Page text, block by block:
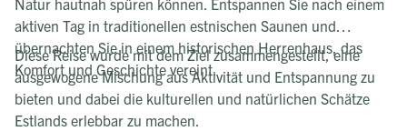
Natur hautnah spüren können. Entspannen Sie nach einem
aktiven Tag in traditionellen estnischen Saunen und
übernachten Sie in einem historischen Herrenhaus, das
Komfort und Geschichte vereint.​
Diese Reise wurde mit dem Ziel zusammengestellt, eine
ausgewogene Mischung aus Aktivität und Entspannung zu
bieten und dabei die kulturellen und natürlichen Schätze
Estlands erlebbar zu machen.